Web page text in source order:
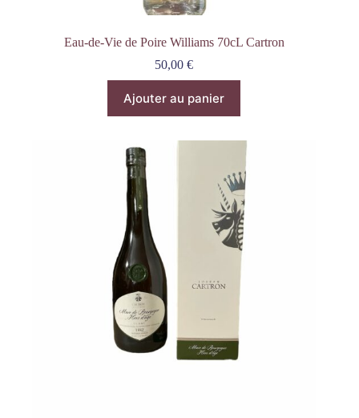
Eau-de-Vie de Poire Williams 70cL Cartron
50,00€
Ajouter au panier